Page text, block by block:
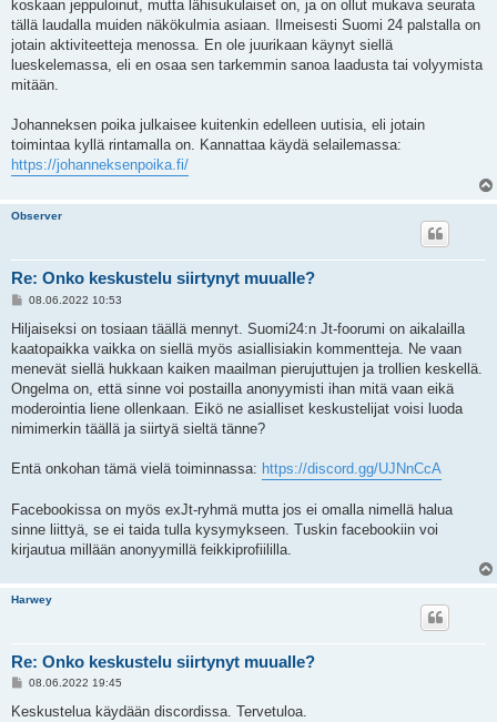
koskaan jeppuloinut, mutta lähisukulaiset on, ja on ollut mukava seurata
tällä laudalla muiden näkökulmia asiaan. Ilmeisesti Suomi 24 palstalla on
jotain aktiviteetteja menossa. En ole juurikaan käynyt siellä
lueskelemassa, eli en osaa sen tarkemmin sanoa laadusta tai volyymista
mitään.
Johanneksen poika julkaisee kuitenkin edelleen uutisia, eli jotain
toimintaa kyllä rintamalla on. Kannattaa käydä selailemassa:
https://johanneksenpoika.fi/
Observer
Re: Onko keskustelu siirtynyt muualle?
V
e
s
t
i
08.06.2022 10:53
Hiljaiseksi on tosiaan täällä mennyt. Suomi24:n Jt-foorumi on aikalailla
kaatopaikka vaikka on siellä myös asiallisiakin kommentteja. Ne vaan
menevät siellä hukkaan kaiken maailman pierujuttujen ja trollien keskellä.
Ongelma on, että sinne voi postailla anonyymisti ihan mitä vaan eikä
moderointia liene ollenkaan. Eikö ne asialliset keskustelijat voisi luoda
nimimerkin täällä ja siirtyä sieltä tänne?
Entä onkohan tämä vielä toiminnassa: https://discord.gg/UJNnCcA
Facebookissa on myös exJt-ryhmä mutta jos ei omalla nimellä halua
sinne liittyä, se ei taida tulla kysymykseen. Tuskin facebookiin voi
kirjautua millään anonyymillä feikkiprofiililla.
Harwey
Re: Onko keskustelu siirtynyt muualle?
V
e
08.06.2022 19:45
Keskustelua käydään discordissa. Tervetuloa.